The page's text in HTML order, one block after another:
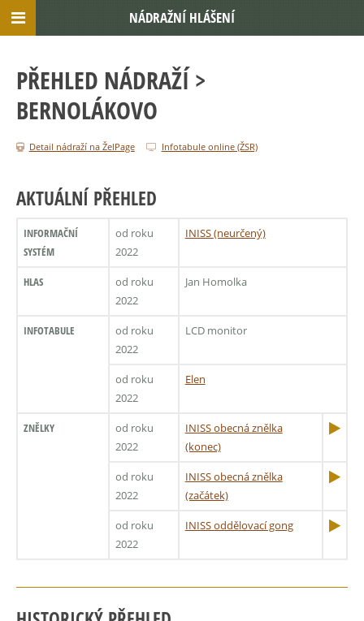
PŘEHLED NÁDRAŽÍ >
BERNOLÁKOVO
Detail nádraží na ŽelPage Infotabule online (ŽSR)
AKTUÁLNÍ PŘEHLED
INFORMAČNÍ
SYSTÉM
od roku
2022
INISS (neurčený)
HLAS
od roku
2022
Jan Homolka
INFOTABULE
od roku
2022
LCD monitor
od roku
2022
Elen
ZNĚLKY
od roku
2022
INISS obecná znělka
(konec)
od roku
2022
INISS obecná znělka
(začátek)
od roku
2022
INISS oddělovací gong
NÁDRAŽNÍ HLÁŠENÍ